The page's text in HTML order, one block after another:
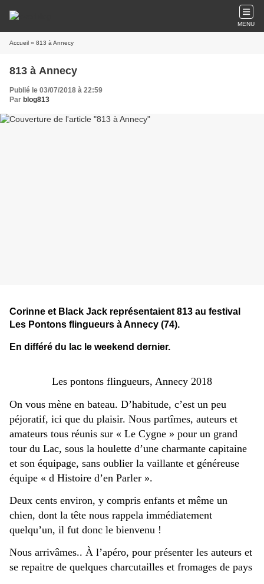
MENU
Accueil » 813 à Annecy
813 à Annecy
Publié le 03/07/2018 à 22:59
Par blog813
Corinne et Black Jack représentaient 813 au festival
Les Pontons flingueurs à Annecy (74).
En différé du lac le weekend dernier.
Les pontons flingueurs, Annecy 2018
On vous mène en bateau. D’habitude, c’est un peu
péjoratif, ici que du plaisir. Nous partîmes, auteurs et
amateurs tous réunis sur « Le Cygne » pour un grand
tour du Lac, sous la houlette d’une charmante capitaine
et son équipage, sans oublier la vaillante et généreuse
équipe « d Histoire d’en Parler ».
Deux cents environ, y compris enfants et même un
chien, dont la tête nous rappela immédiatement
quelqu’un, il fut donc le bienvenu !
Nous arrivâmes.. À l’apéro, pour présenter les auteurs et
se repaitre de quelques charcutailles et fromages de pays